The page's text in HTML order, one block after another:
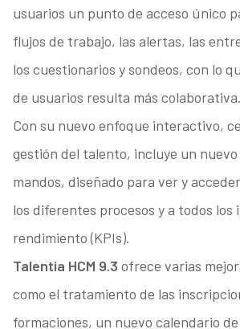
usuarios un punto de acceso único
flujos de trabajo, las alertas, las
los cuestionarios y sondeos, con lo
de usuarios resulta más colaborativa.
Con su nuevo enfoque interactivo,
gestión del talento, incluye un
mandos, diseñado para ver y
los diferentes procesos y a todos los
rendimiento (KPIs).
Talentia HCM 9.3 ofrece varias
como el tratamiento de las
formaciones, un nuevo calendario